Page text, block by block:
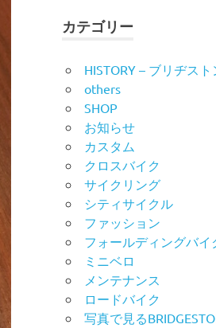
カテゴリー
HISTORY – ブリヂス
others
SHOP
お知らせ
カスタム
クロスバイク
サイクリング
シティサイクル
ファッション
フォールディングバイ
ミニベロ
メンテナンス
ロードバイク
写真で見る